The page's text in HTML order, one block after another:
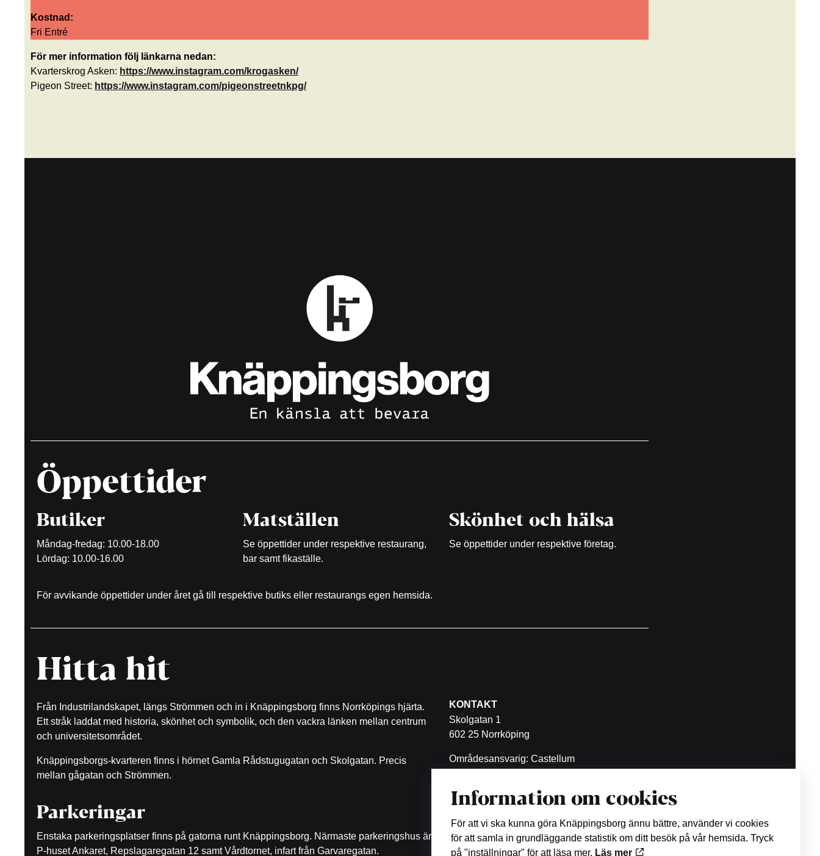
Kostnad:
Fri Entré
För mer information följ länkarna nedan:
Kvarterskrog Asken: https://www.instagram.com/krogasken/
Pigeon Street: https://www.instagram.com/pigeonstreetnkpg/
Öppettider
Butiker
Måndag-fredag: 10.00-18.00
Lördag: 10.00-16.00
Matställen
Se öppettider under respektive restaurang,
bar samt fikaställe.
Skönhet och hälsa
Se öppettider under respektive företag.
För avvikande öppettider under året gå till respektive butiks eller restaurangs egen hemsida.
Hitta hit
Från Industrilandskapet, längs Strömmen och in i Knäppingsborg finns Norrköpings hjärta.
Ett stråk laddat med historia, skönhet och symbolik, och den vackra länken mellan centrum
och universitetsområdet.
Knäppingsborgs-kvarteren finns i hörnet Gamla Rådstugugatan och Skolgatan. Precis
mellan gågatan och Strömmen.
Parkeringar
Enstaka parkeringsplatser finns på gatorna runt Knäppingsborg. Närmaste parkeringshus är
P-huset Ankaret, Repslagaregatan 12 samt Vårdtornet, infart från Garvaregatan.
KONTAKT
Skolgatan 1
602 25 Norrköping
Områdesansvarig: Castellum
011-470 53 11
malin.eklof@castellum.se
Information om cookies
För att vi ska kunna göra Knäppingsborg ännu bättre, använder vi cookies
för att samla in grundläggande statistik om ditt besök på vår hemsida. Tryck
på "inställningar" för att läsa mer. Läs mer